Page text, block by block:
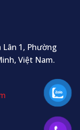
1, Phường
Việt Nam.